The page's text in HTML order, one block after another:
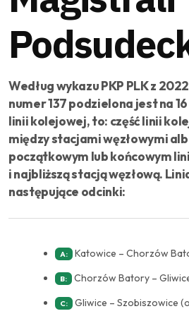
Według wykazu PKP PLK z
numer 137 podzielona jest na
linii kolejowej, to: część linii
między stacjami węzłowymi
początkowym lub końcowym
i najbliższą stacją węzłową.
następujące odcinki:
A: Katowice – Chorzów
B: Chorzów Batory –
C: Gliwice – Szobiszowice